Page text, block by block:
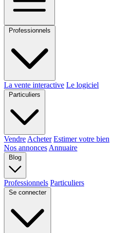
Professionnels
La vente interactive Le logiciel
Particuliers
Vendre Acheter Estimer votre bien
Nos annonces Annuaire
Blog
Professionnels Particuliers
Se connecter